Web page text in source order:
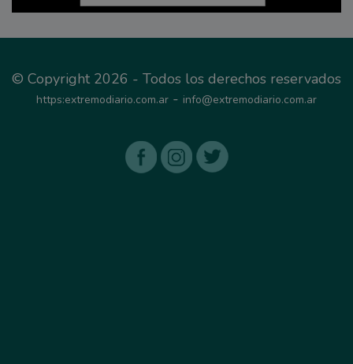
© Copyright 2026 - Todos los derechos reservados
https:extremodiario.com.ar - info@extremodiario.com.ar